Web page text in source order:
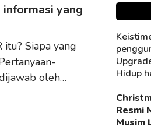
informasi yang
Siapa yang
oleh…
Hidup
Resmi
Musim